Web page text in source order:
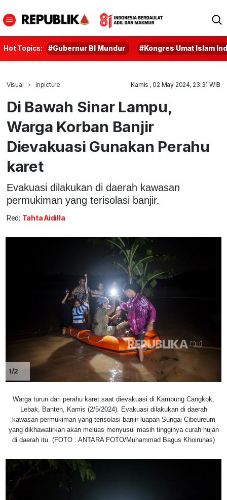
Hot Topics: #Gubernur BI Mundur #Kongres Umat Islam
Visual Inpicture Kamis , 02 May 2024, 23:31 WIB
Di Bawah Sinar Lampu,
Warga Korban Banjir
Dievakuasi Gunakan Perahu
karet
Evakuasi dilakukan di daerah kawasan
permukiman yang terisolasi banjir.
Red: Tahta Aidilla
1/2
Warga turun dari perahu karet saat dievakuasi di Kampung Cangkok,
Lebak, Banten, Kamis (2/5/2024). Evakuasi dilakukan di daerah
kawasan permukiman yang terisolasi banjir luapan Sungai Cibeureum
yang dikhawatirkan akan meluas menyusul masih tingginya curah hujan
di daerah itu. (FOTO : ANTARA FOTO/Muhammad Bagus Khoirunas)